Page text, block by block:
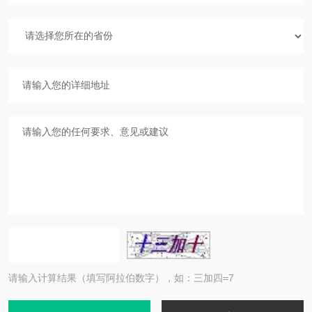
请输入计算结果（填写阿拉伯数字），如：三加四=7